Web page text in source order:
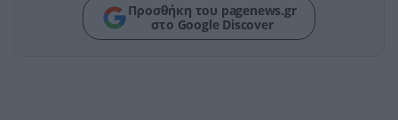
Προσθήκη του pagenews.gr
στο Google Discover